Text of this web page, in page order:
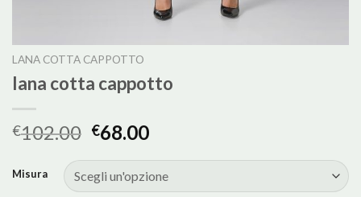
LANA COTTA CAPPOTTO
lana cotta cappotto
€102.00 €68.00
Misura